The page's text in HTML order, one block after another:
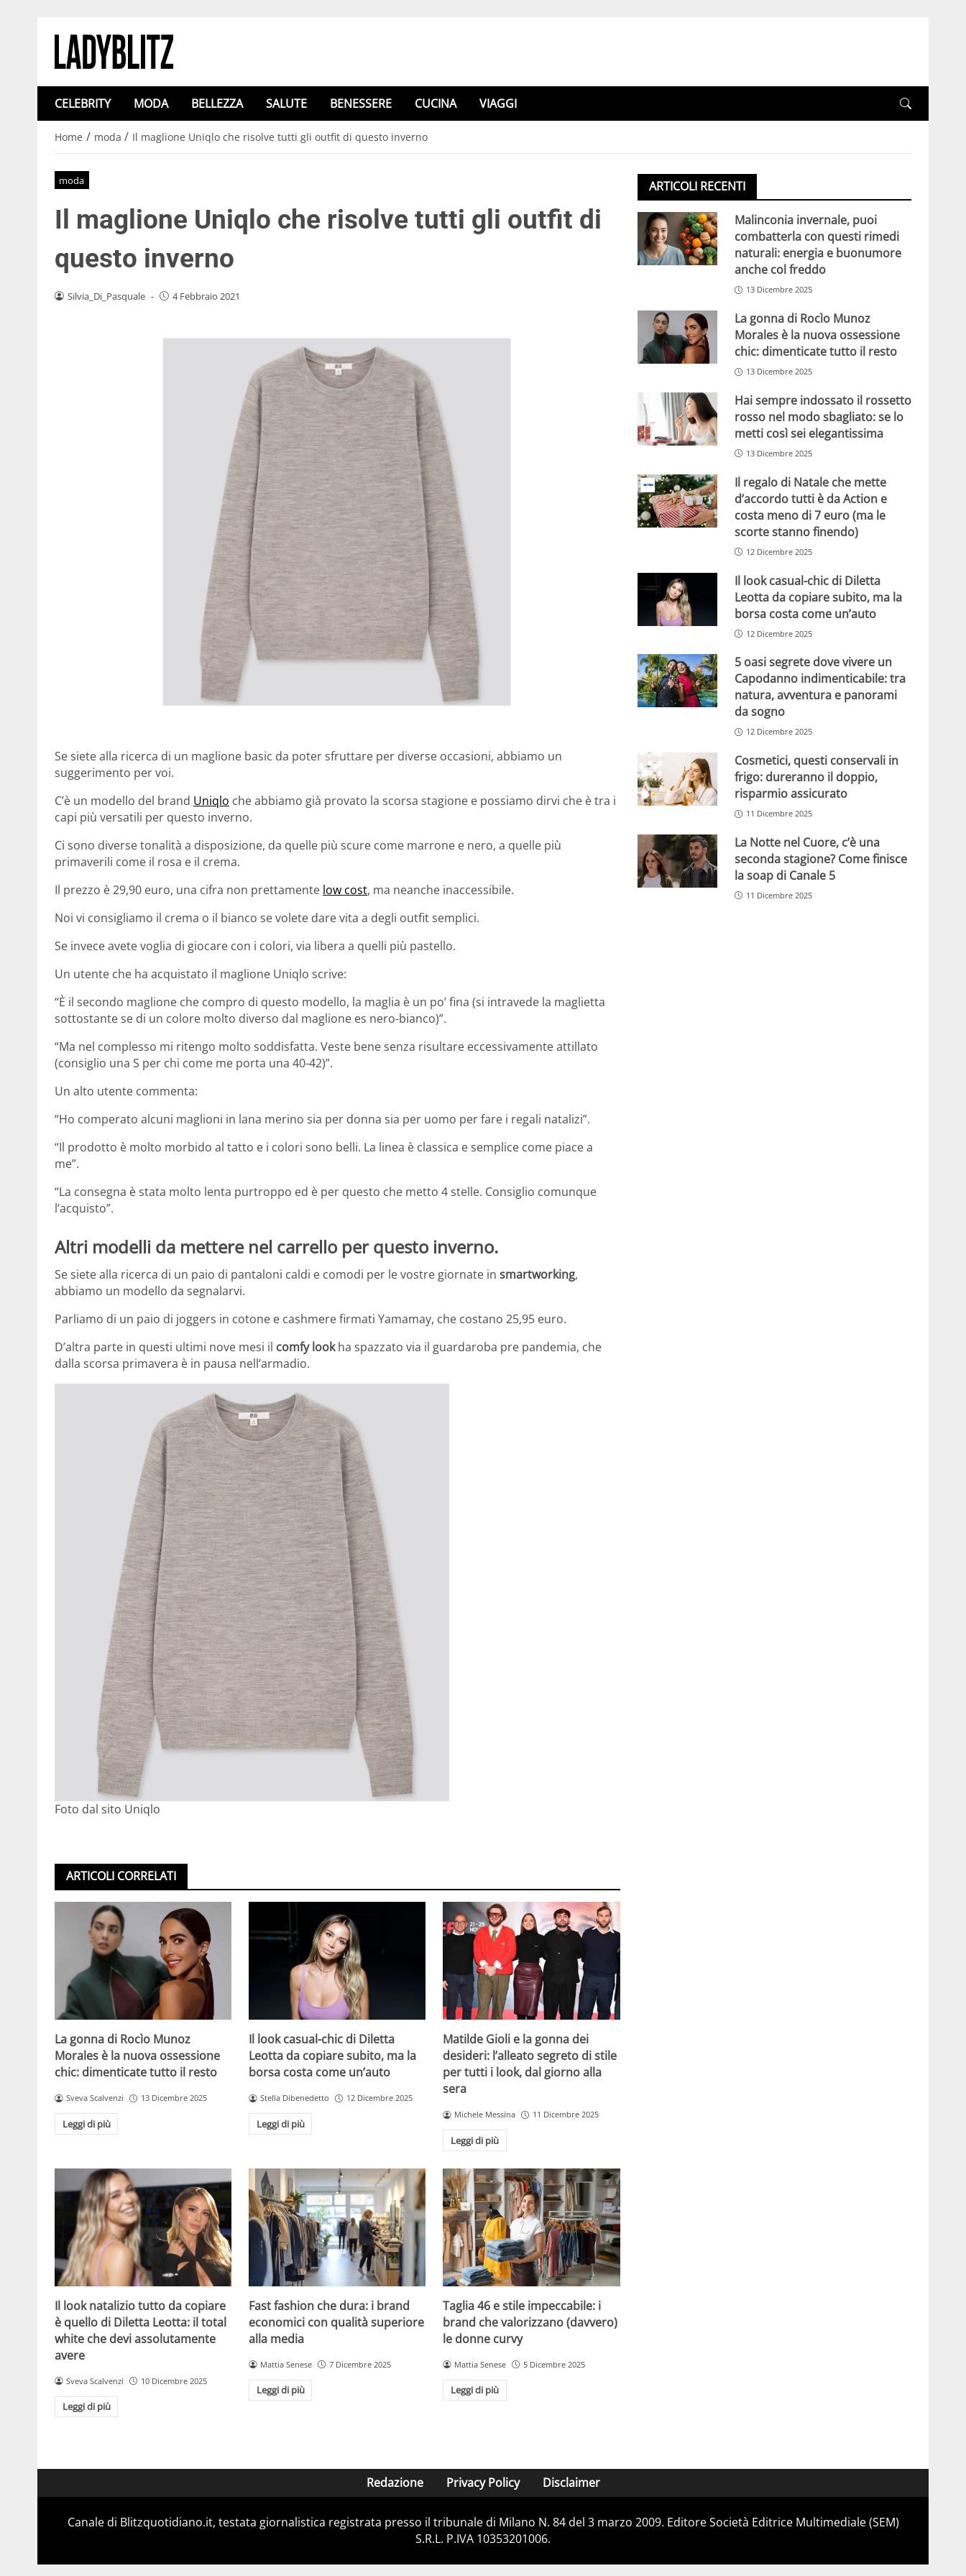
CELEBRITY MODA BELLEZZA SALUTE BENESSERE CUCINA VIAGGI
Home / moda / Il maglione Uniqlo che risolve tutti gli outfit di questo inverno
moda
Il maglione Uniqlo che risolve tutti gli outfit di
questo inverno
Silvia_Di_Pasquale - 4 Febbraio 2021
Se siete alla ricerca di un maglione basic da poter sfruttare per diverse occasioni, abbiamo un
suggerimento per voi.
C’è un modello del brand Uniqlo che abbiamo già provato la scorsa stagione e possiamo dirvi che è tra i
capi più versatili per questo inverno.
Ci sono diverse tonalità a disposizione, da quelle più scure come marrone e nero, a quelle più
primaverili come il rosa e il crema.
Il prezzo è 29,90 euro, una cifra non prettamente low cost, ma neanche inaccessibile.
Noi vi consigliamo il crema o il bianco se volete dare vita a degli outfit semplici.
Se invece avete voglia di giocare con i colori, via libera a quelli più pastello.
Un utente che ha acquistato il maglione Uniqlo scrive:
“È il secondo maglione che compro di questo modello, la maglia è un po’ fina (si intravede la maglietta
sottostante se di un colore molto diverso dal maglione es nero-bianco)”.
“Ma nel complesso mi ritengo molto soddisfatta. Veste bene senza risultare eccessivamente attillato
(consiglio una S per chi come me porta una 40-42)”.
Un alto utente commenta:
“Ho comperato alcuni maglioni in lana merino sia per donna sia per uomo per fare i regali natalizi”.
“Il prodotto è molto morbido al tatto e i colori sono belli. La linea è classica e semplice come piace a
me”.
“La consegna è stata molto lenta purtroppo ed è per questo che metto 4 stelle. Consiglio comunque
l’acquisto”.
Altri modelli da mettere nel carrello per questo inverno.
Se siete alla ricerca di un paio di pantaloni caldi e comodi per le vostre giornate in smartworking,
abbiamo un modello da segnalarvi.
Parliamo di un paio di joggers in cotone e cashmere firmati Yamamay, che costano 25,95 euro.
D’altra parte in questi ultimi nove mesi il comfy lookha spazzato via il guardaroba pre pandemia, che
dalla scorsa primavera è in pausa nell’armadio.
Foto dal sito Uniqlo
ARTICOLI CORRELATI
La gonna di Rocìo Munoz
Morales è la nuova ossessione
chic: dimenticate tutto il resto
Sveva Scalvenzi 13 Dicembre 2025
Leggi di più
Il look casual-chic di Diletta
Leotta da copiare subito, ma la
borsa costa come un’auto
Stella Dibenedetto 12 Dicembre 2025
Leggi di più
Matilde Gioli e la gonna dei
desideri: l’alleato segreto di stile
per tutti i look, dal giorno alla
sera
Michele Messina 11 Dicembre 2025
Leggi di più
Il look natalizio tutto da copiare
è quello di Diletta Leotta: il total
white che devi assolutamente
avere
Sveva Scalvenzi 10 Dicembre 2025
Leggi di più
Fast fashion che dura: i brand
economici con qualità superiore
alla media
Mattia Senese 7 Dicembre 2025
Leggi di più
Taglia 46 e stile impeccabile: i
brand che valorizzano (davvero)
le donne curvy
Mattia Senese 5 Dicembre 2025
Leggi di più
ARTICOLI RECENTI
Malinconia invernale, puoi
combatterla con questi rimedi
naturali: energia e buonumore
anche col freddo
13 Dicembre 2025
La gonna di Rocìo Munoz
Morales è la nuova ossessione
chic: dimenticate tutto il resto
13 Dicembre 2025
Hai sempre indossato il rossetto
rosso nel modo sbagliato: se lo
metti così sei elegantissima
13 Dicembre 2025
Il regalo di Natale che mette
d’accordo tutti è da Action e
costa meno di 7 euro (ma le
scorte stanno finendo)
12 Dicembre 2025
Il look casual-chic di Diletta
Leotta da copiare subito, ma la
borsa costa come un’auto
12 Dicembre 2025
5 oasi segrete dove vivere un
Capodanno indimenticabile: tra
natura, avventura e panorami
da sogno
12 Dicembre 2025
Cosmetici, questi conservali in
frigo: dureranno il doppio,
risparmio assicurato
11 Dicembre 2025
La Notte nel Cuore, c’è una
seconda stagione? Come finisce
la soap di Canale 5
11 Dicembre 2025
Redazione Privacy Policy Disclaimer
Canale di Blitzquotidiano.it, testata giornalistica registrata presso il tribunale di Milano N. 84 del 3 marzo 2009. Editore Società Editrice Multimediale (SEM)
S.R.L. P.IVA 10353201006.